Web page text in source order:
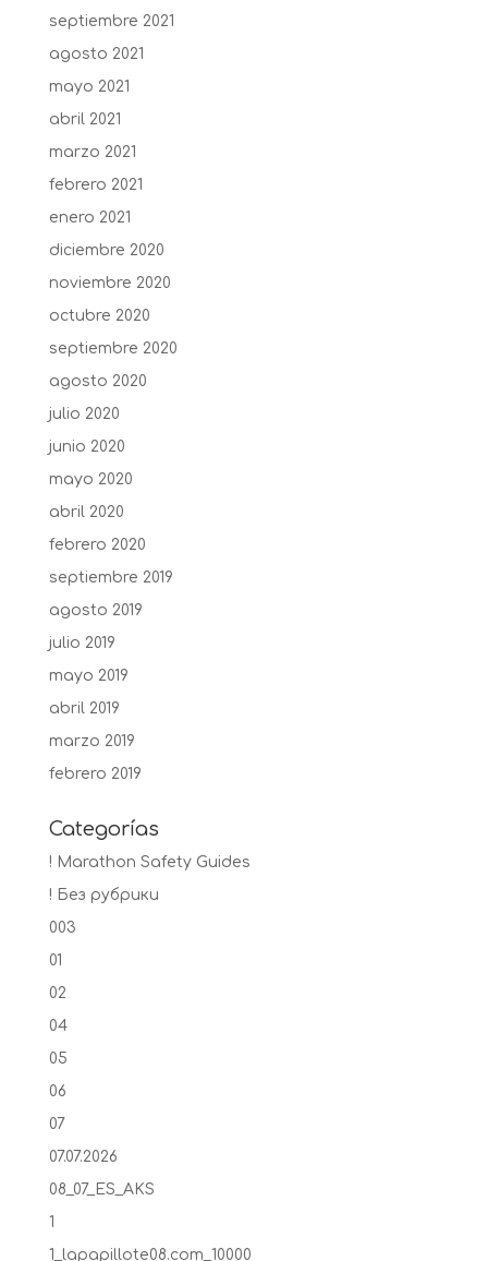
septiembre 2021
agosto 2021
mayo 2021
abril 2021
marzo 2021
febrero 2021
enero 2021
diciembre 2020
noviembre 2020
octubre 2020
septiembre 2020
agosto 2020
julio 2020
junio 2020
mayo 2020
abril 2020
febrero 2020
septiembre 2019
agosto 2019
julio 2019
mayo 2019
abril 2019
marzo 2019
febrero 2019
Categorías
! Marathon Safety Guides
! Без рубрики
003
01
02
04
05
06
07
07.07.2026
08_07_ES_AKS
1
1_lapapillote08.com_10000